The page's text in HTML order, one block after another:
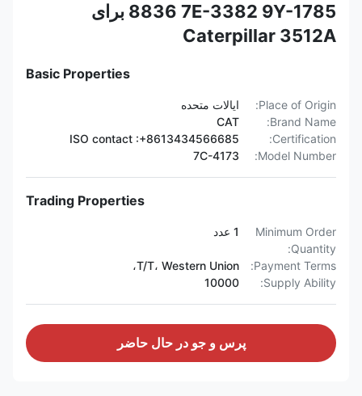
8836 7E-3382 9Y-1785 برای
Caterpillar 3512A
Basic Properties
Place of Origin:
ایالات متحده
Brand Name:
CAT
Certification:
ISO contact :+8613434566685
Model Number:
7C-4173
Trading Properties
Minimum Order
Quantity:
1 عدد
Payment Terms:
T/T، Western Union،
Supply Ability:
10000
پرس و جو در حال حاضر